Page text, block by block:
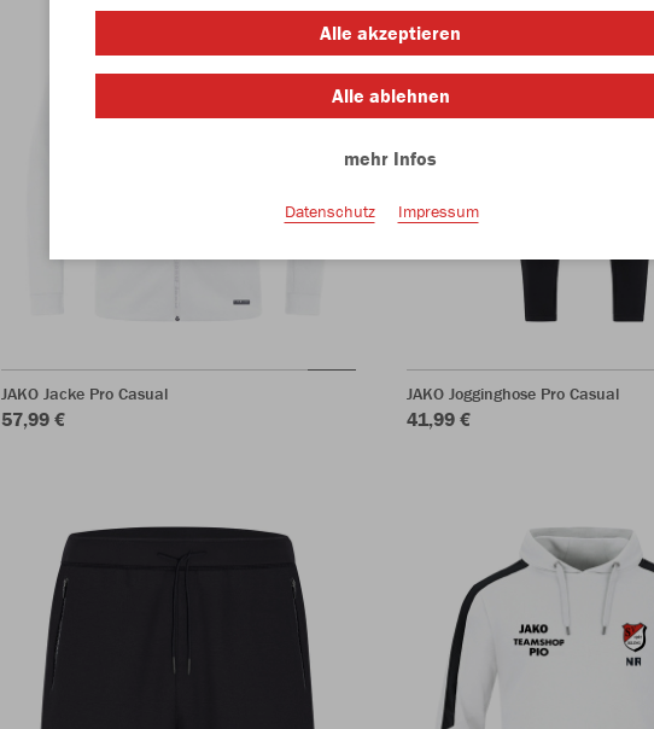
JAKO Jacke Pro Casual
57,99 €
JAKO Jogginghose Pro Casual
41,99 €
Alle akzeptieren
Alle ablehnen
mehr Infos
Datenschutz Impressum